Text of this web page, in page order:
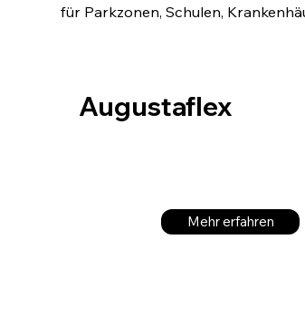
für Parkzonen, Schulen,
Augustaflex
Mehr erfahren